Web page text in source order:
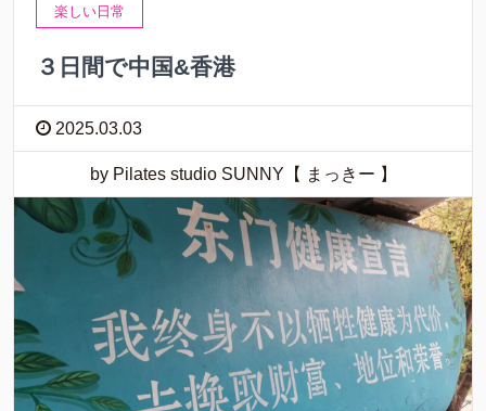
楽しい日常
３日間で中国&香港
2025.03.03
by Pilates studio SUNNY【 まっきー 】